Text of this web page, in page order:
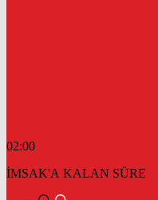
02:00
İMSAK'A KALAN SÜRE